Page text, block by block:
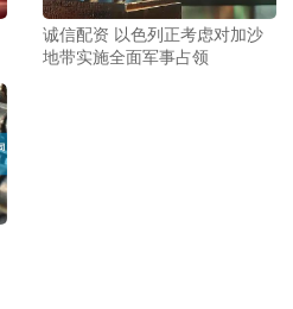
诚信配资 以色列正考虑对加沙
地带实施全面军事占领